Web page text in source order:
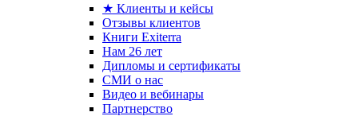
★ Клиенты и кейсы
Отзывы клиентов
Книги Exiterra
Нам 26 лет
Дипломы и сертификаты
СМИ о нас
Видео и вебинары
Партнерство